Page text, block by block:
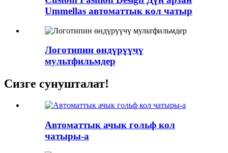
Ummellas автоматтык кол чатыр
Логотипин өндүрүүчү
мультфильмдер
Сизге сунушталат!
Автоматтык ачык гольф кол
чатыры-а